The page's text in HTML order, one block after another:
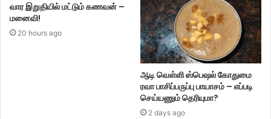
வார இறுதியில் மட்டும் கணவன் –
மனைவி!
20 hours ago
ஆடி வெள்ளி ஸ்பெஷல் கோதுமை
ரவா பாசிப்பருப்பு பாயாசம் – எப்படி
செய்யணும் தெரியுமா?
2 days ago